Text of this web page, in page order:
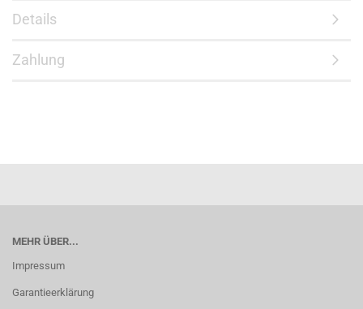
Details
Zahlung
MEHR ÜBER...
Impressum
Garantieerklärung